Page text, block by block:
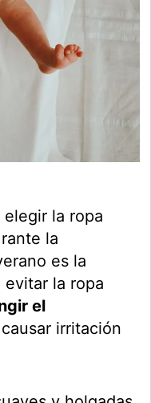
la ropa
la
es la
la ropa
el
irritación